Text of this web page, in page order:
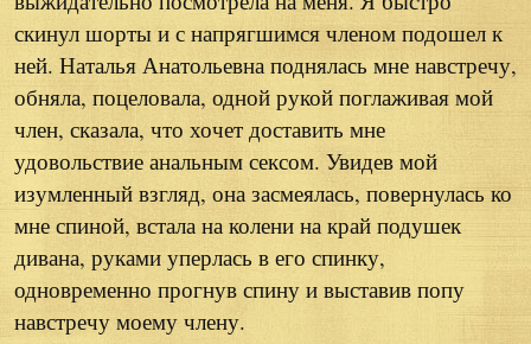
скинул шорты и с напрягшимся членом подошел к
ней. Наталья Анатольевна поднялась мне навстречу,
обняла, поцеловала, одной рукой поглаживая мой
член, сказала, что хочет доставить мне
удовольствие анальным сексом. Увидев мой
изумленный взгляд, она засмеялась, повернулась ко
мне спиной, встала на колени на край подушек
дивана, руками уперлась в его спинку,
одновременно прогнув спину и выставив попу
навстречу моему члену.